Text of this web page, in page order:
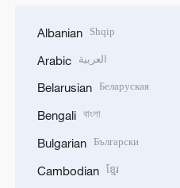
Albanian Shqip
Arabic العربية
Belarusian Беларуская
Bengali বাংলা
Bulgarian Български
Cambodian ខ្មែរ